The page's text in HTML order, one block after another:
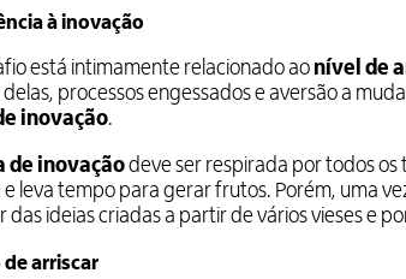
à inovação
está intimamente relacionado ao nível de
processos engessados e aversão a
inovação.
de inovaçãodeve ser respirada por todos
leva tempo para gerar frutos. Porém, uma
das ideias criadas a partir de vários vieses e
de arriscar